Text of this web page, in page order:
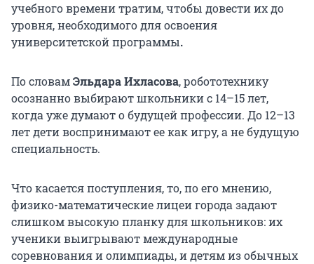
учебного времени тратим, чтобы довести их до
уровня, необходимого для освоения
университетской программы.
По словамЭльдара Ихласова, робототехнику
осознанно выбирают школьники с 14–15 лет,
когда уже думают о будущей профессии. До 12–13
лет дети воспринимают ее как игру, а не будущую
специальность.
Что касается поступления, то, по его мнению,
физико-математические лицеи города задают
слишком высокую планку для школьников: их
ученики выигрывают международные
соревнования и олимпиады, и детям из обычных